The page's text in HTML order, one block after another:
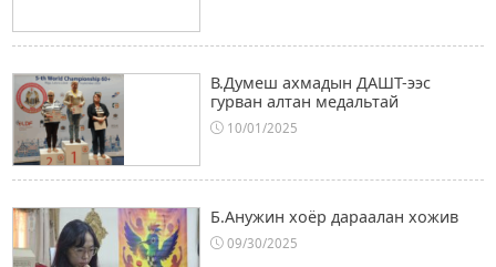
В.Думеш ахмадын ДАШТ-ээс
гурван алтан медальтай
10/01/2025
Б.Анужин хоёр дараалан хожив
09/30/2025